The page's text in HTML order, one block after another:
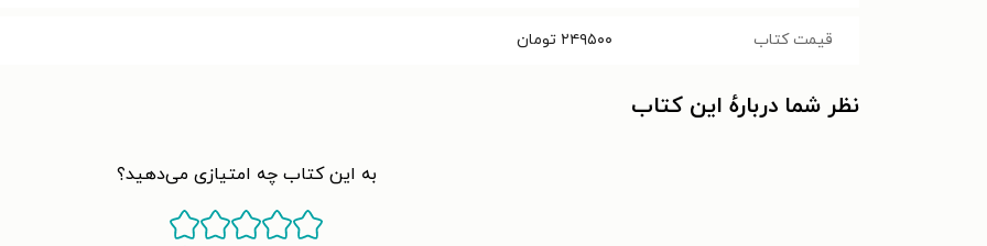
قیمت کتاب ۲۴۹۵۰۰ تومان
نظر شما دربارهٔ این کتاب
به این کتاب چه امتیازی می‌دهید؟